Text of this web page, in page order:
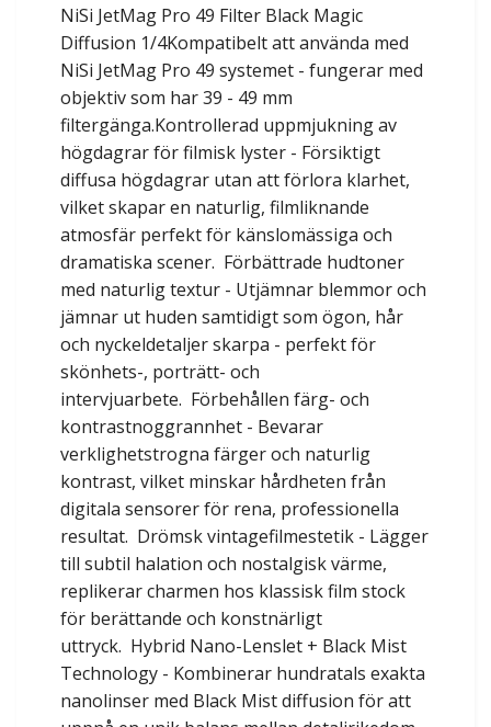
NiSi JetMag Pro 49 Filter Black Magic
Diffusion 1/4Kompatibelt att använda med
NiSi JetMag Pro 49 systemet - fungerar med
objektiv som har 39 - 49 mm
filtergänga.Kontrollerad uppmjukning av
högdagrar för filmisk lyster - Försiktigt
diffusa högdagrar utan att förlora klarhet,
vilket skapar en naturlig, filmliknande
atmosfär perfekt för känslomässiga och
dramatiska scener. Förbättrade hudtoner
med naturlig textur - Utjämnar blemmor och
jämnar ut huden samtidigt som ögon, hår
och nyckeldetaljer skarpa - perfekt för
skönhets-, porträtt- och
intervjuarbete. Förbehållen färg- och
kontrastnoggrannhet - Bevarar
verklighetstrogna färger och naturlig
kontrast, vilket minskar hårdheten från
digitala sensorer för rena, professionella
resultat. Drömsk vintagefilmestetik - Lägger
till subtil halation och nostalgisk värme,
replikerar charmen hos klassisk film stock
för berättande och konstnärligt
uttryck. Hybrid Nano-Lenslet + Black Mist
Technology - Kombinerar hundratals exakta
nanolinser med Black Mist diffusion för att